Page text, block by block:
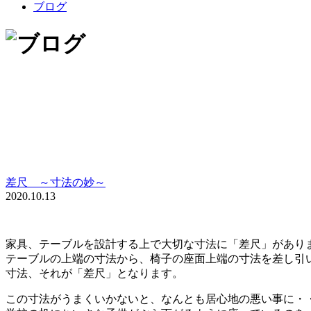
ブログ
差尺 ～寸法の妙～
2020.10.13
家具、テーブルを設計する上で大切な寸法に「差尺」があり
テーブルの上端の寸法から、椅子の座面上端の寸法を差し引
寸法、それが「差尺」となります。
この寸法がうまくいかないと、なんとも居心地の悪い事に・